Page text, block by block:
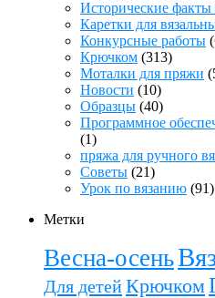
Исторические факты
Каретки для
Конкурсные работы
Крючком (313)
Моталки для пряжи
Новости (10)
Образцы (40)
Программное
(1)
пряжа для ручного
Советы (21)
Урок по вязанию (91)
Метки
Весна-осень
Для детейКрючком